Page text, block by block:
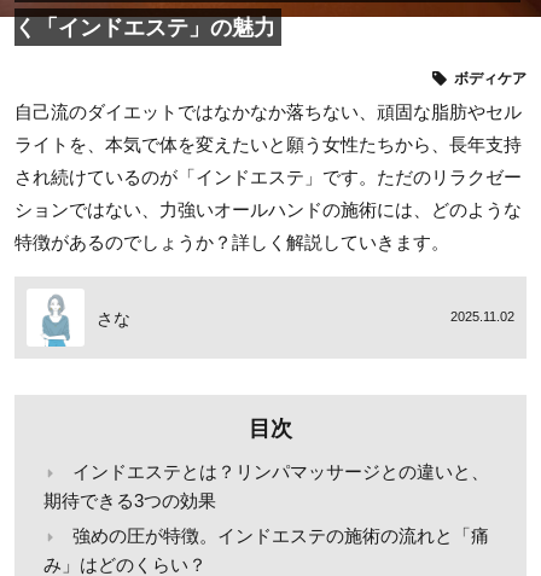
く「インドエステ」の魅力
ボディケア
自己流のダイエットではなかなか落ちない、頑固な脂肪やセル
ライトを、本気で体を変えたいと願う女性たちから、長年支持
され続けているのが「インドエステ」です。ただのリラクゼー
ションではない、力強いオールハンドの施術には、どのような
特徴があるのでしょうか？詳しく解説していきます。
さな 2025.11.02
目次
インドエステとは？リンパマッサージとの違いと、
期待できる3つの効果
強めの圧が特徴。インドエステの施術の流れと「痛
み」はどのくらい？